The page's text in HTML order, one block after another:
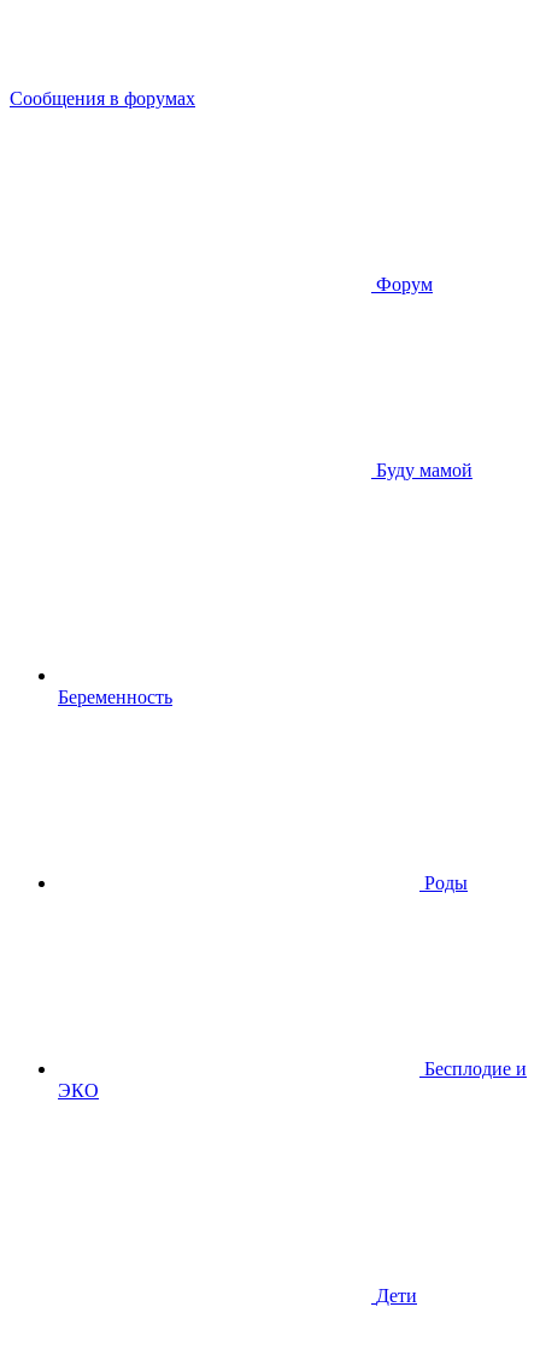
Сообщения в форумах
Форум
Буду мамой
Беременность
Роды
Бесплодие и
ЭКО
Дети